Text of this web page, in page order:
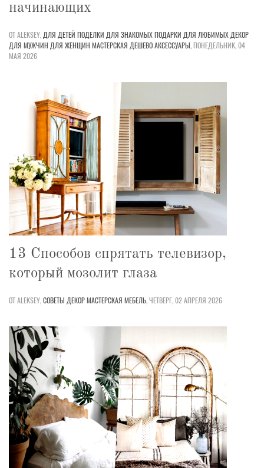
начинающих
ОТ ALEKSEY, ДЛЯ ДЕТЕЙ ПОДЕЛКИ ДЛЯ ЗНАКОМЫХПОДАРКИ ДЛЯ ЛЮБИМЫХ ДЕКОР
ДЛЯ МУЖЧИН ДЛЯ ЖЕНЩИН МАСТЕРСКАЯ ДЕШЕВОАКСЕССУАРЫ,ПОНЕДЕЛЬНИК, 04
МАЯ 2026
13 Способов спрятать телевизор,
который мозолит глаза
ОТ ALEKSEY,СОВЕТЫ ДЕКОРМАСТЕРСКАЯ МЕБЕЛЬ,ЧЕТВЕРГ, 02 АПРЕЛЯ 2026